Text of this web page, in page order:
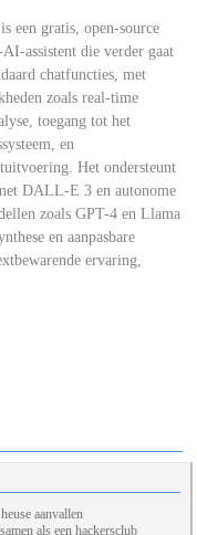
een gratis, open-source
AI-assistent die verder gaat
chatfuncties, met
zoals real-time
toegang tot het
en
Het ondersteunt
DALL-E 3 en autonome
zoals GPT-4 en Llama
en aanpasbare
ervaring,
aanvallen
als een hackersclub